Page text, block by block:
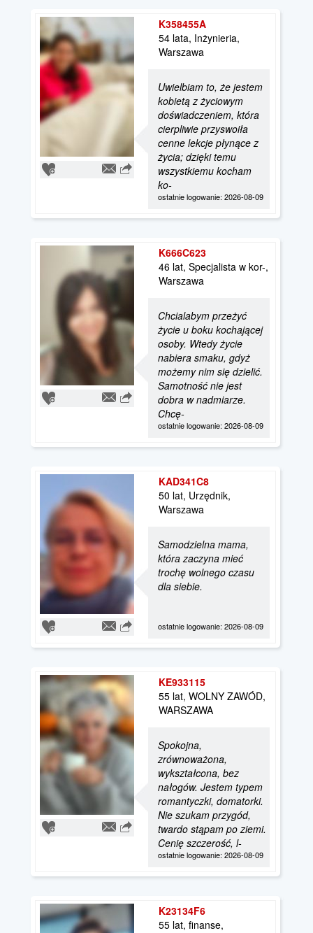
K358455A
54 lata, Inżynieria,
Warszawa
Uwielbiam to, że jestem
kobietą z życiowym
doświadczeniem, która
cierpliwie przyswoiła
cenne lekcje płynące z
życia; dzięki temu
wszystkiemu kocham
ko-
ostatnie logowanie: 2026-08-09
K666C623
46 lat, Specjalista w kor-,
Warszawa
Chcialabym przeżyć
życie u boku kochającej
osoby. Wtedy życie
nabiera smaku, gdyż
możemy nim się dzielić.
Samotność nie jest
dobra w nadmiarze.
Chcę-
ostatnie logowanie: 2026-08-09
KAD341C8
50 lat, Urzędnik,
Warszawa
Samodzielna mama,
która zaczyna mieć
trochę wolnego czasu
dla siebie.
ostatnie logowanie: 2026-08-09
KE933115
55 lat, WOLNY ZAWÓD,
WARSZAWA
Spokojna,
zrównoważona,
wykształcona, bez
nałogów. Jestem typem
romantyczki, domatorki.
Nie szukam przygód,
twardo stąpam po ziemi.
Cenię szczerość, l-
ostatnie logowanie: 2026-08-09
K23134F6
55 lat, finanse,